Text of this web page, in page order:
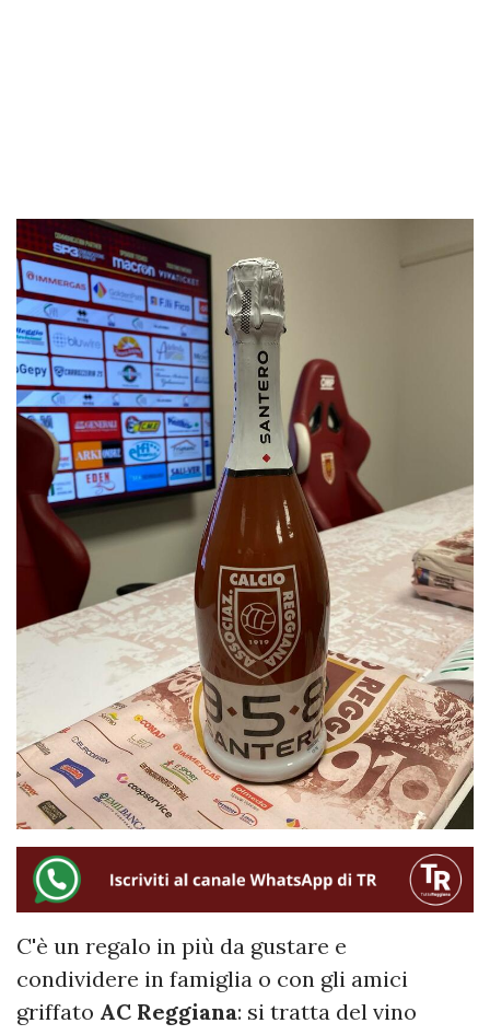
C'è un regalo in più da gustare e
condividere in famiglia o con gli amici
griffato AC Reggiana: si tratta del vino